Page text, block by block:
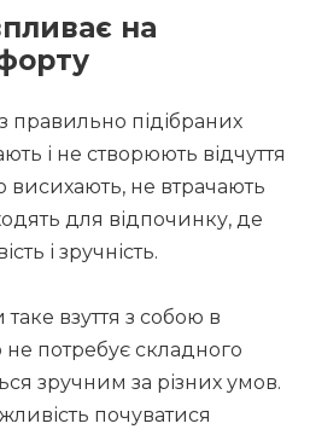
на
правильно підібраних
і не створюють відчуття
не втрачають
для відпочинку, де
і зручність.
взуття з собою в
потребує складного
зручним за різних умов.
почуватися